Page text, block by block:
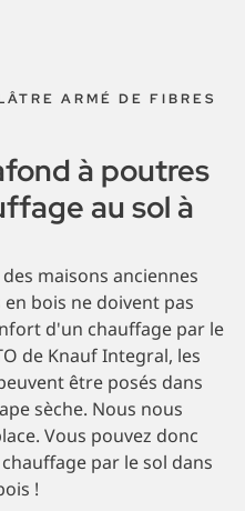
ARMÉ DE FIBRES
à poutres
au sol à
maisons anciennes
bois ne doivent pas
d'un chauffage par le
de Knauf Integral, les
être posés dans
sèche. Nous nous
Vous pouvez donc
par le sol dans
!